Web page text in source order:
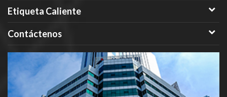
Etiqueta Caliente
Contáctenos